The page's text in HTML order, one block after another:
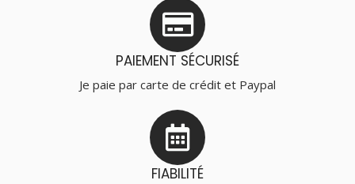
PAIEMENT SÉCURISÉ
Je paie par carte de crédit et Paypal
FIABILITÉ